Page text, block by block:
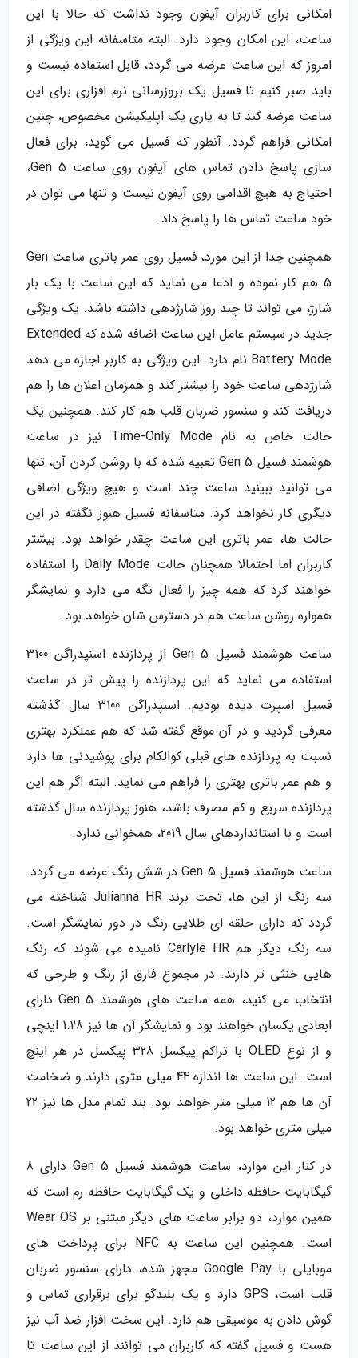
امکانی برای کاربران آیفون وجود نداشت که حالا با این
ساعت، این امکان وجود دارد. البته متاسفانه این ویژگی از
امروز که این ساعت عرضه می گردد، قابل استفاده نیست و
باید صبر کنیم تا فسیل یک بروزرسانی نرم افزاری برای این
ساعت عرضه کند تا به یاری یک اپلیکیشن مخصوص، چنین
امکانی فراهم گردد. آنطور که فسیل می گوید، برای فعال
سازی پاسخ دادن تماس های آیفون روی ساعت Gen 5،
احتیاج به هیچ اقدامی روی آیفون نیست و تنها می توان در
خود ساعت تماس ها را پاسخ داد.
همچنین جدا از این مورد، فسیل روی عمر باتری ساعت Gen
5 هم کار نموده و ادعا می نماید که این ساعت با یک بار
شارژ، می تواند تا چند روز شارژدهی داشته باشد. یک ویژگی
جدید در سیستم عامل این ساعت اضافه شده که Extended
Battery Mode نام دارد. این ویژگی به کاربر اجازه می دهد
شارژدهی ساعت خود را بیشتر کند و همزمان اعلان ها را هم
دریافت کند و سنسور ضربان قلب هم کار کند. همچنین یک
حالت خاص به نام Time-Only Mode نیز در ساعت
هوشمند فسیل Gen 5 تعبیه شده که با روشن کردن آن، تنها
می توانید ببینید ساعت چند است و هیچ ویژگی اضافی
دیگری کار نخواهد کرد. متاسفانه فسیل هنوز نگفته در این
حالت ها، عمر باتری این ساعت چقدر خواهد بود. بیشتر
کاربران اما احتمالا همچنان حالت Daily Mode را استفاده
خواهند کرد که همه چیز را فعال نگه می دارد و نمایشگر
همواره روشن ساعت هم در دسترس شان خواهد بود.
ساعت هوشمند فسیل Gen 5 از پردازنده اسنپدراگن 3100
استفاده می نماید که این پردازنده را پیش تر در ساعت
فسیل اسپرت دیده بودیم. اسنپدراگن 3100 سال گذشته
معرفی گردید و در آن موقع گفته شد که هم عملکرد بهتری
نسبت به پردازنده های قبلی کوالکام برای پوشیدنی ها دارد
و هم عمر باتری بهتری را فراهم می نماید. البته اگر هم این
پردازنده سریع و کم مصرف باشد، هنوز پردازنده سال گذشته
است و با استانداردهای سال 2019، همخوانی ندارد.
ساعت هوشمند فسیل Gen 5 در شش رنگ عرضه می گردد.
سه رنگ از این ها، تحت برند Julianna HR شناخته می
گردد که دارای حلقه ای طلایی رنگ در دور نمایشگر است.
سه رنگ دیگر هم Carlyle HR نامیده می شوند که رنگ
هایی خنثی تر دارند. در مجموع فارق از رنگ و طرحی که
انتخاب می کنید، همه ساعت های هوشمند Gen 5 دارای
ابعادی یکسان خواهند بود و نمایشگر آن ها نیز 1.28 اینچی
و از نوع OLED با تراکم پیکسل 328 پیکسل در هر اینچ
است. این ساعت ها اندازه 44 میلی متری دارند و ضخامت
آن ها هم 12 میلی متر خواهد بود. بند تمام مدل ها نیز 22
میلی متری خواهد بود.
در کنار این موارد، ساعت هوشمند فسیل Gen 5 دارای 8
گیگابایت حافظه داخلی و یک گیگابایت حافظه رم است که
همین موارد، دو برابر ساعت های دیگر مبتنی بر Wear OS
است. همچنین این ساعت به NFC برای پرداخت های
موبایلی با Google Pay مجهز شده، دارای سنسور ضربان
قلب است، GPS دارد و یک بلندگو برای برقراری تماس و
گوش دادن به موسیقی هم دارد. این سخت افزار ضد آب نیز
هست و فسیل گفته که کاربران می توانند از این ساعت تا